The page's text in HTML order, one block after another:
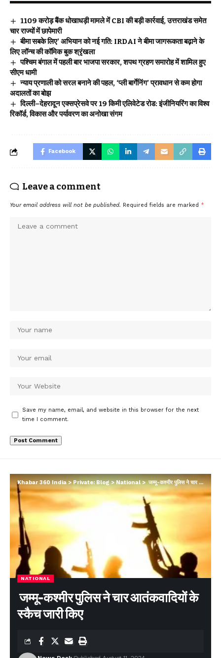
₹1109 करोड़ बैंक धोखाधड़ी मामले में CBI की बड़ी कार्रवाई, उत्तराखंड समेत
चार राज्यों में छापेमारी
बीमा सबके लिए’ अभियान को नई गति: IRDAI ने बीमा जागरूकता बढ़ाने के
लिए लॉन्च की कॉमिक बुक श्रृंखला
पश्चिम बंगाल में पहली बार भाजपा सरकार, शपथ ग्रहण समारोह में शामिल हुए
सीएम धामी
न्याय प्रणाली को सरल बनाने की पहल, ‘प्ली बार्गेनिंग’ प्रावधान से कम होगा
अदालतों का बोझ
दिल्ली–देहरादून एक्सप्रेसवे पर 19 किमी एलिवेटेड रोड: इंजीनियरिंग का विश्व
रिकॉर्ड, विकास और पर्यावरण का अनोखा संगम
Facebook
Leave a comment
Your email address will not be published. Required fields are marked *
Save my name, email, and website in this browser for the next
time I comment.
Khabar 360 India>Private: Blog>National>जम्मू-कश्मीर पुलिस ने चार आतंकवादियों के स्कैच जारी किए
NATIONAL
जम्मू-कश्मीर पुलिस ने चार आतंकवादियों के
स्कैच जारी किए